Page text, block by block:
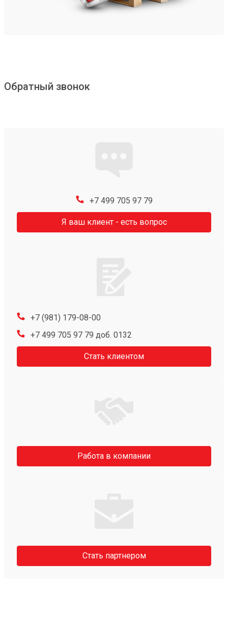
Обратный звонок
+7 499 705 97 79
Я ваш клиент - есть вопрос
+7 (981) 179-08-00
+7 499 705 97 79 доб. 0132
Стать клиентом
Работа в компании
Стать партнером